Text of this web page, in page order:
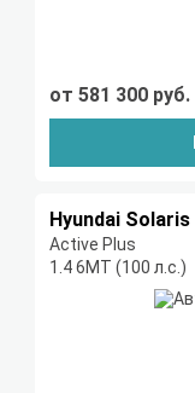
от 581 300 руб.
Hyundai Solaris
Active Plus
1.4 6МТ (100 л.с.)